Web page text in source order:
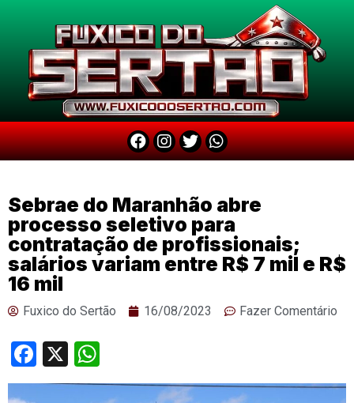
Sebrae do Maranhão abre
processo seletivo para
contratação de profissionais;
salários variam entre R$ 7 mil e R$
16 mil
Fuxico do Sertão 16/08/2023 Fazer Comentário
Facebook
X